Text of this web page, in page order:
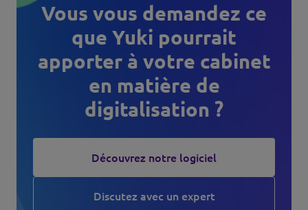
Vous vous demandez ce
que Yuki pourrait
apporter à votre cabinet
en matière de
digitalisation ?
Découvrez notre logiciel
Discutez avec un expert